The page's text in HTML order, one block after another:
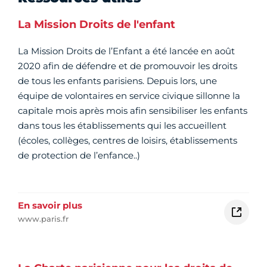
La Mission Droits de l'enfant
La Mission Droits de l’Enfant a été lancée en août
2020 afin de défendre et de promouvoir les droits
de tous les enfants parisiens. Depuis lors, une
équipe de volontaires en service civique sillonne la
capitale mois après mois afin sensibiliser les enfants
dans tous les établissements qui les accueillent
(écoles, collèges, centres de loisirs, établissements
de protection de l’enfance..)
En savoir plus
www.paris.fr